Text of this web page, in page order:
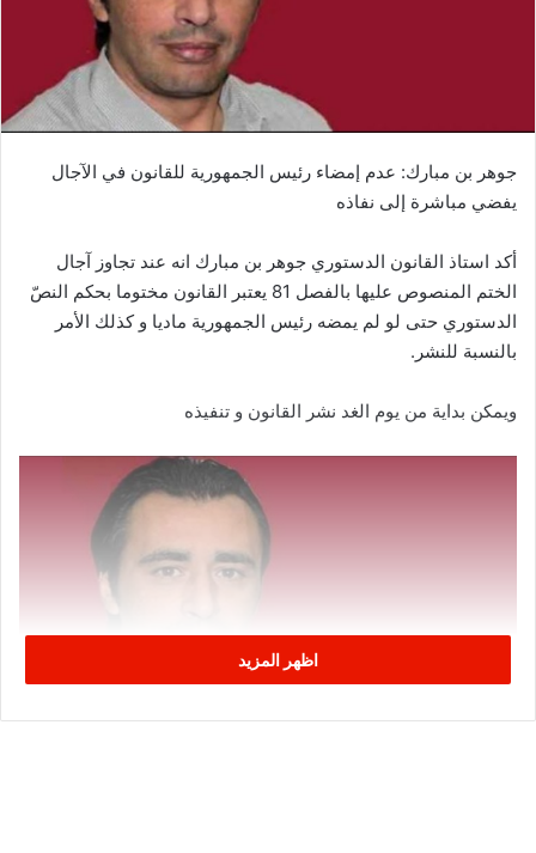
جوهر بن مبارك: عدم إمضاء رئيس الجمهورية للقانون في الآجال
يفضي مباشرة إلى نفاذه
أكد استاذ القانون الدستوري جوهر بن مبارك انه عند تجاوز آجال
الختم المنصوص عليها بالفصل 81 يعتبر القانون مختوما بحكم النصّ
الدستوري حتى لو لم يمضه رئيس الجمهورية ماديا و كذلك الأمر
بالنسبة للنشر.
ويمكن بداية من يوم الغد نشر القانون و تنفيذه
اظهر المزيد